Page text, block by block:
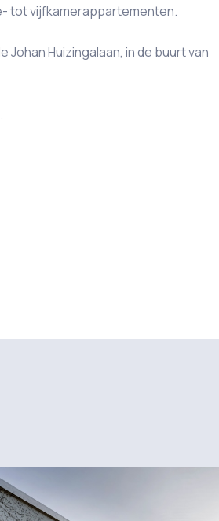
tot vijfkamerappartementen.
Huizingalaan, in de buurt van